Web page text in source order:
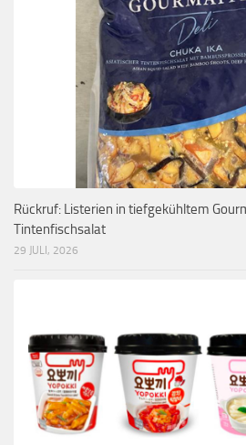
Rückruf: Listerien in tiefgekühltem
Tintenfischsalat
29 JULI, 2026